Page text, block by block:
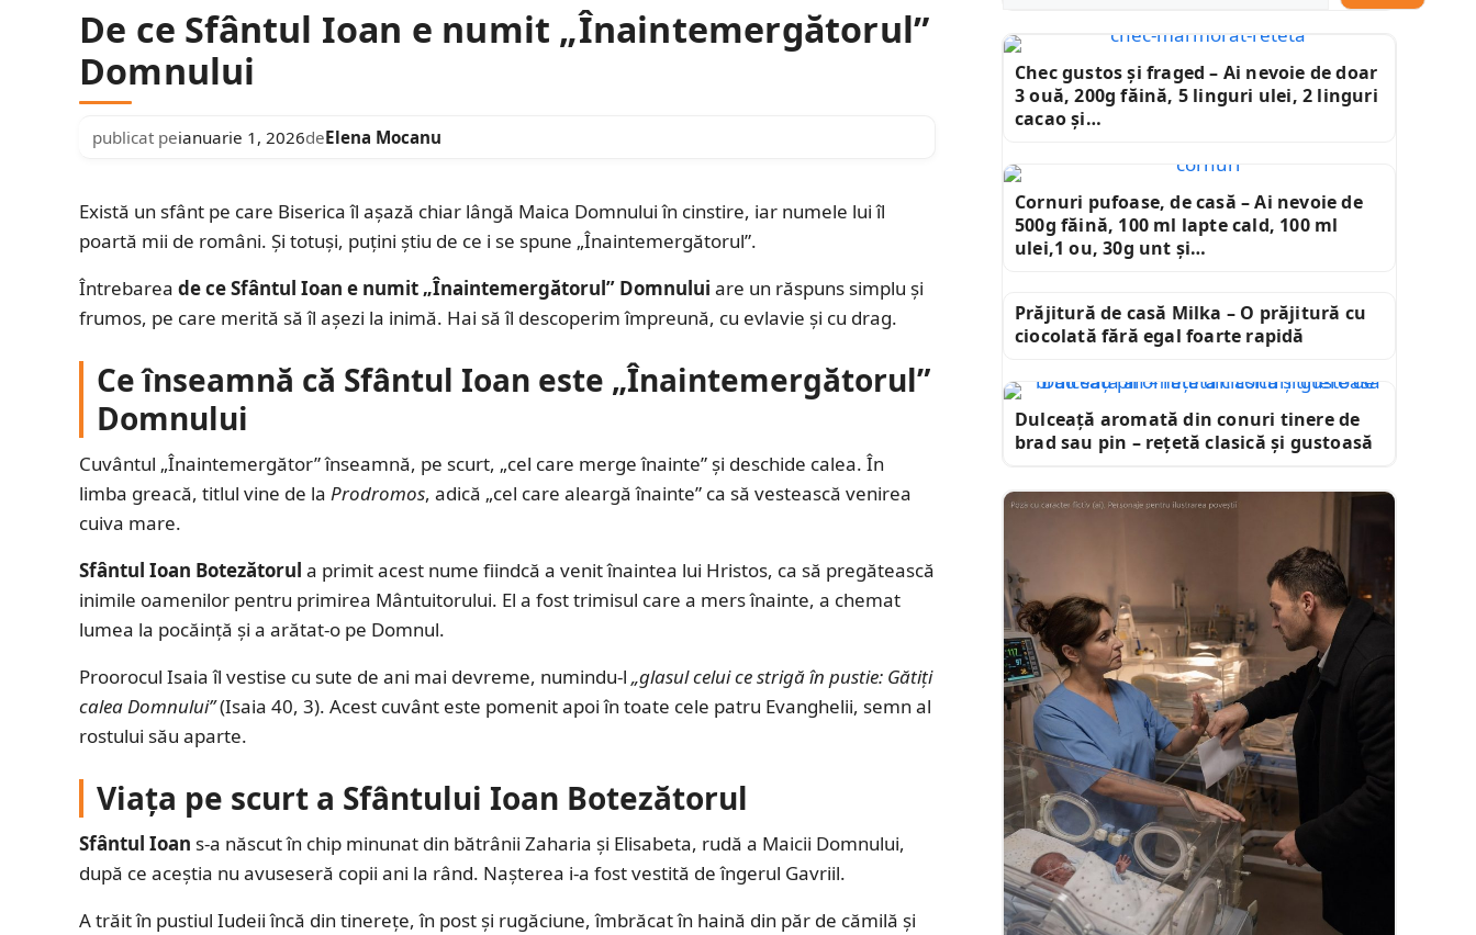
De ce Sfântul Ioan e numit „Înaintemergătorul”
Domnului
publicat peianuarie 1, 2026deElena Mocanu
Există un sfânt pe care Biserica îl așază chiar lângă Maica Domnului în cinstire, iar numele lui îl
poartă mii de români. Și totuși, puțini știu de ce i se spune „Înaintemergătorul”.
Întrebarea de ce Sfântul Ioan e numit „Înaintemergătorul” Domnului are un răspuns simplu și
frumos, pe care merită să îl așezi la inimă. Hai să îl descoperim împreună, cu evlavie și cu drag.
Ce înseamnă că Sfântul Ioan este „Înaintemergătorul”
Domnului
Cuvântul „Înaintemergător” înseamnă, pe scurt, „cel care merge înainte” și deschide calea. În
limba greacă, titlul vine de la Prodromos, adică „cel care aleargă înainte” ca să vestească venirea
cuiva mare.
Sfântul Ioan Botezătorul a primit acest nume fiindcă a venit înaintea lui Hristos, ca să pregătească
inimile oamenilor pentru primirea Mântuitorului. El a fost trimisul care a mers înainte, a chemat
lumea la pocăință și a arătat-o pe Domnul.
Proorocul Isaia îl vestise cu sute de ani mai devreme, numindu-l „glasul celui ce strigă în pustie: Gătiți
calea Domnului”(Isaia 40, 3). Acest cuvânt este pomenit apoi în toate cele patru Evanghelii, semn al
rostului său aparte.
Viața pe scurt a Sfântului Ioan Botezătorul
Sfântul Ioan s-a născut în chip minunat din bătrânii Zaharia și Elisabeta, rudă a Maicii Domnului,
după ce aceștia nu avuseseră copii ani la rând. Nașterea i-a fost vestită de îngerul Gavriil.
A trăit în pustiul Iudeii încă din tinerețe, în post și rugăciune, îmbrăcat în haină din păr de cămilă și
Chec gustos și fraged – Ai nevoie de doar
3 ouă, 200g făină, 5 linguri ulei, 2 linguri
cacao și…
Cornuri pufoase, de casă – Ai nevoie de
500g făină, 100 ml lapte cald, 100 ml
ulei,1 ou, 30g unt și…
Prăjitură de casă Milka – O prăjitură cu
ciocolată fără egal foarte rapidă
Dulceață aromată din conuri tinere de
brad sau pin – rețetă clasică și gustoasă